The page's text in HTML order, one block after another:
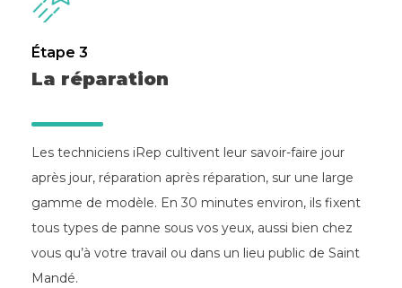
Étape 3
La réparation
Les techniciens iRep cultivent leur savoir-faire jour
après jour, réparation après réparation, sur une large
gamme de modèle. En 30 minutes environ, ils fixent
tous types de panne sous vos yeux, aussi bien chez
vous qu’à votre travail ou dans un lieu public de Saint
Mandé.